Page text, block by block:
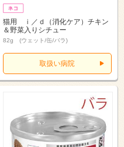
猫用 ｉ／ｄ（消化ケア）チキン
＆野菜入りシチュー
82g (ウェット/缶/バラ)
取扱い病院